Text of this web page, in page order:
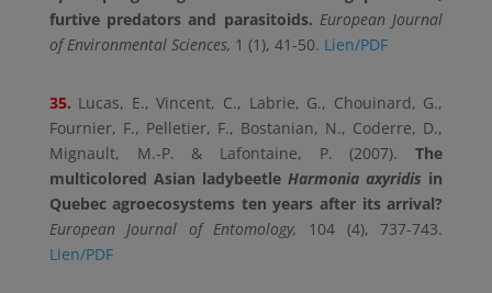
furtive predators and parasitoids. European Journal
of Environmental Sciences, 1 (1), 41-50. Lien/PDF
35. Lucas, E., Vincent, C., Labrie, G., Chouinard, G.,
Fournier, F., Pelletier, F., Bostanian, N., Coderre, D.,
Mignault, M.-P. & Lafontaine, P. (2007).The
multicolored Asian ladybeetleHarmonia axyridis in
Quebec agroecosystems ten years after its arrival?
European Journal of Entomology, 104 (4), 737-743.
Lien/PDF